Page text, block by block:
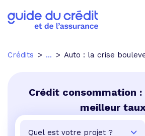
Crédits ... Auto : la crise bouleverse le
Crédit consommation
meilleur